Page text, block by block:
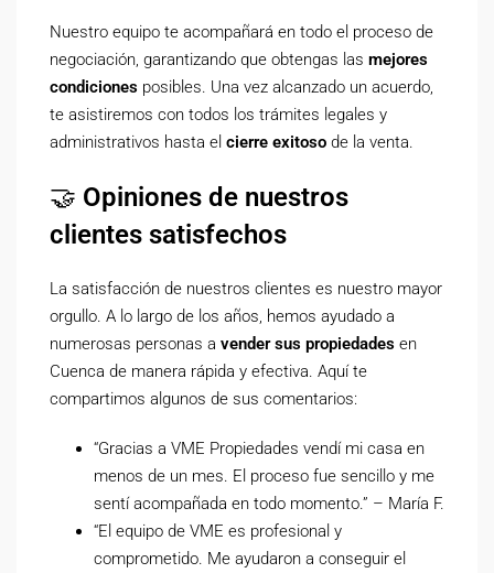
Nuestro equipo te acompañará en todo el proceso de
negociación, garantizando que obtengas las mejores
condiciones posibles. Una vez alcanzado un acuerdo,
te asistiremos con todos los trámites legales y
administrativos hasta el cierre exitoso de la venta.
🤝 Opiniones de nuestros
clientes satisfechos
La satisfacción de nuestros clientes es nuestro mayor
orgullo. A lo largo de los años, hemos ayudado a
numerosas personas a vender sus propiedades en
Cuenca de manera rápida y efectiva. Aquí te
compartimos algunos de sus comentarios:
“Gracias a VME Propiedades vendí mi casa en
menos de un mes. El proceso fue sencillo y me
sentí acompañada en todo momento.” – María F.
“El equipo de VME es profesional y
comprometido. Me ayudaron a conseguir el